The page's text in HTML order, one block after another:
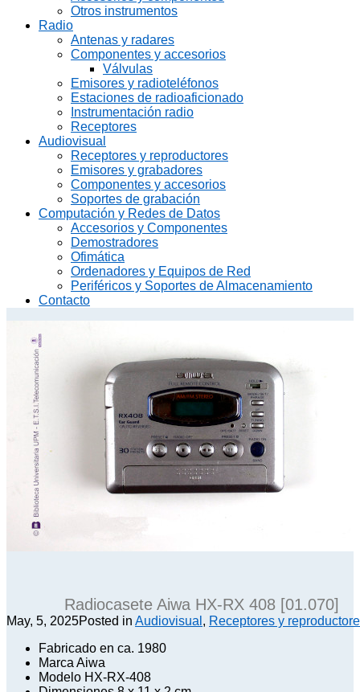
Otros instrumentos
Radio
Antenas y radares
Componentes y accesorios
Válvulas
Emisores y radioteléfonos
Estaciones de radioaficionado
Instrumentación radio
Receptores
Audiovisual
Receptores y reproductores
Emisores y grabadores
Componentes y accesorios
Soportes de grabación
Computación y Redes de Datos
Accesorios y Componentes
Demostradores
Ofimática
Ordenadores y Equipos de Red
Periféricos y Soportes de Almacenamiento
Contacto
Radiocasete Aiwa HX-RX 408 [01.070]
May, 5, 2025Posted in Audiovisual , Receptores y
Fabricado en ca. 1980
Marca Aiwa
Modelo HX-RX-408